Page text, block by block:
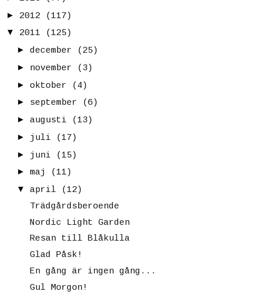
► 2012
(117)
▼
2011
(125)
► december
(25)
► november
(3)
► oktober
(4)
► september
(6)
► augusti
(13)
► juli
(17)
► juni
(15)
► maj
(11)
▼
april
(12)
Trädgårdsberoende
Nordic Light Garden
Resan till Blåkulla
Glad Påsk!
En gång är ingen gång...
Gul Morgon!